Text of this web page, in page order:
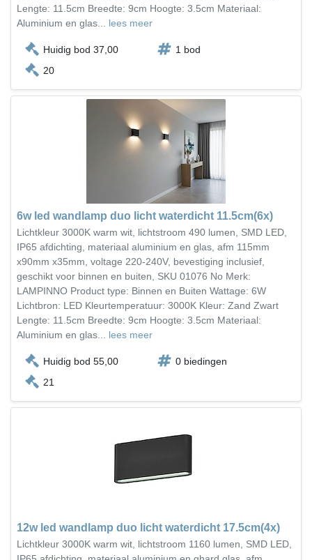
Lengte: 11.5cm Breedte: 9cm Hoogte: 3.5cm Materiaal:
Aluminium en glas... lees meer
Huidig bod 37,00
1 bod
20
6w led wandlamp duo licht waterdicht 11.5cm(6x)
Lichtkleur 3000K warm wit, lichtstroom 490 lumen, SMD LED,
IP65 afdichting, materiaal aluminium en glas, afm 115mm
x90mm x35mm, voltage 220-240V, bevestiging inclusief,
geschikt voor binnen en buiten, SKU 01076 No Merk:
LAMPINNO Product type: Binnen en Buiten Wattage: 6W
Lichtbron: LED Kleurtemperatuur: 3000K Kleur: Zand Zwart
Lengte: 11.5cm Breedte: 9cm Hoogte: 3.5cm Materiaal:
Aluminium en glas... lees meer
Huidig bod 55,00
0 biedingen
21
12w led wandlamp duo licht waterdicht 17.5cm(4x)
Lichtkleur 3000K warm wit, lichtstroom 1160 lumen, SMD LED,